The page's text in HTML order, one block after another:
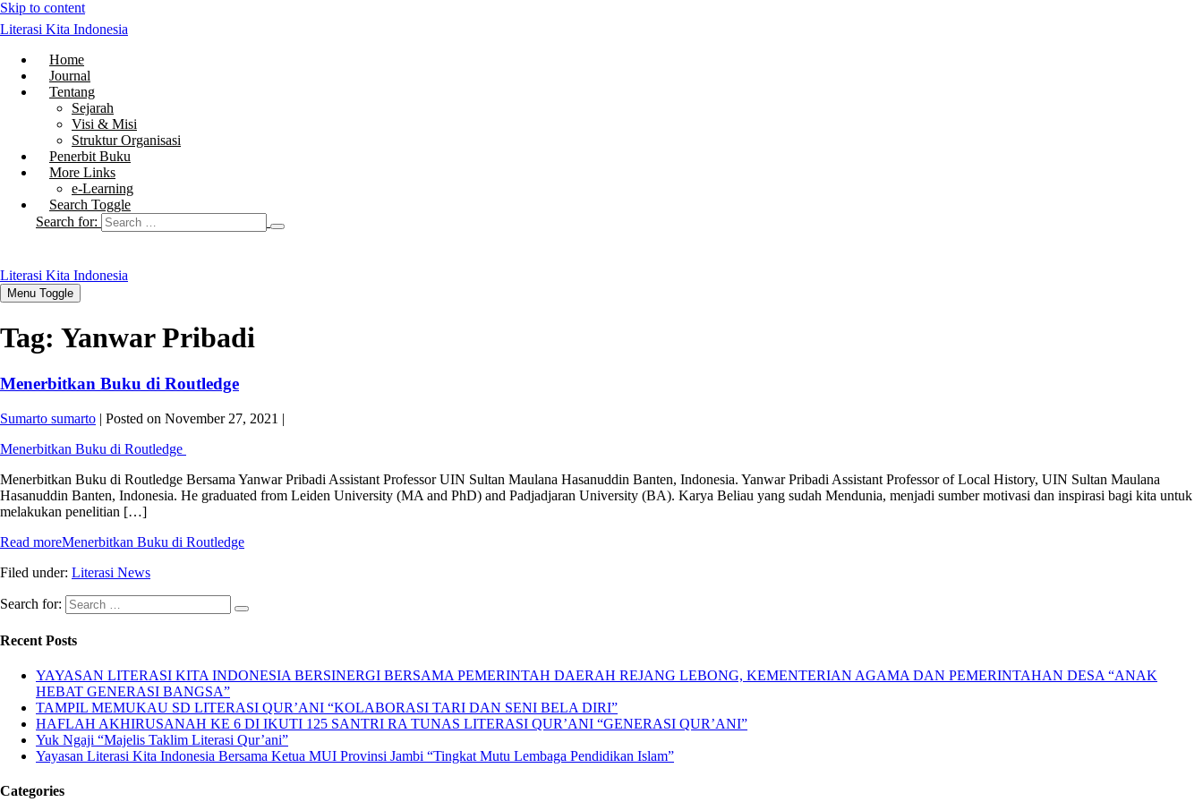
Skip to content
Literasi Kita Indonesia
Home
Journal
Tentang
Sejarah
Visi & Misi
Struktur Organisasi
Penerbit Buku
More Links
e-Learning
Search Toggle
Search for:
Literasi Kita Indonesia
Menu Toggle
Tag: Yanwar Pribadi
Menerbitkan Buku di Routledge
Sumarto sumarto | Posted on November 27, 2021 |
Menerbitkan Buku di Routledge
Menerbitkan Buku di Routledge Bersama Yanwar Pribadi Assistant Professor UIN Sultan Maulana Hasanuddin Banten, Indonesia. Yanwar Pribadi Assistant Professor of Local History, UIN Sultan Maulana
Hasanuddin Banten, Indonesia. He graduated from Leiden University (MA and PhD) and Padjadjaran University (BA). Karya Beliau yang sudah Mendunia, menjadi sumber motivasi dan inspirasi bagi kita untuk
melakukan penelitian […]
Read moreMenerbitkan Buku di Routledge
Filed under: Literasi News
Search for:
Recent Posts
YAYASAN LITERASI KITA INDONESIA BERSINERGI BERSAMA PEMERINTAH DAERAH REJANG LEBONG, KEMENTERIAN AGAMA DAN PEMERINTAHAN DESA “ANAK
HEBAT GENERASI BANGSA”
TAMPIL MEMUKAU SD LITERASI QUR’ANI “KOLABORASI TARI DAN SENI BELA DIRI”
HAFLAH AKHIRUSANAH KE 6 DI IKUTI 125 SANTRI RA TUNAS LITERASI QUR’ANI “GENERASI QUR’ANI”
Yuk Ngaji “Majelis Taklim Literasi Qur’ani”
Yayasan Literasi Kita Indonesia Bersama Ketua MUI Provinsi Jambi “Tingkat Mutu Lembaga Pendidikan Islam”
Categories